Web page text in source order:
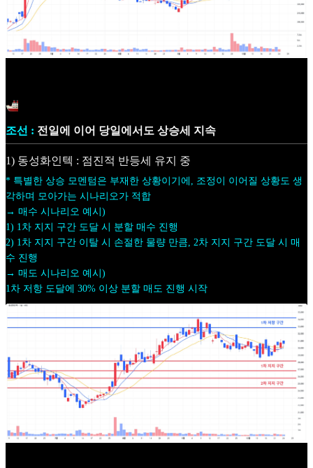
조선 : 전일에 이어 당일에서도 상승세 지속
1) 동성화인텍 : 점진적 반등세 유지 중
* 특별한 상승 모멘텀은 부재한 상황이기에, 조정이 이어질 상황도 생
각하며 모아가는 시나리오가 적합
→ 매수 시나리오 예시)
1) 1차 지지 구간 도달 시 분할 매수 진행
2) 1차 지지 구간 이탈 시 손절한 물량 만큼, 2차 지지 구간 도달 시 매
수 진행
→ 매도 시나리오 예시)
1차 저항 도달에 30% 이상 분할 매도 진행 시작